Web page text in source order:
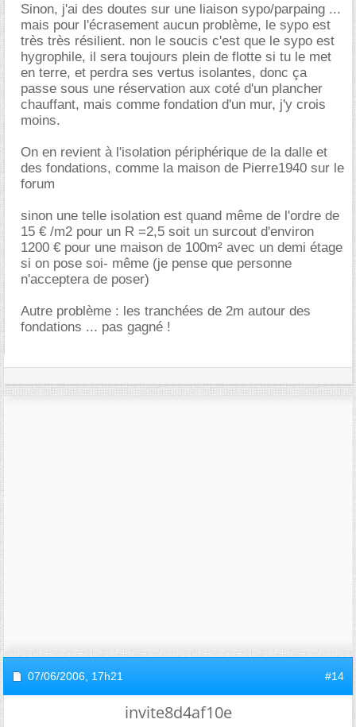
Sinon, j'ai des doutes sur une liaison sypo/parpaing ...
mais pour l'écrasement aucun problème, le sypo est
très très résilient. non le soucis c'est que le sypo est
hygrophile, il sera toujours plein de flotte si tu le met
en terre, et perdra ses vertus isolantes, donc ça
passe sous une réservation aux coté d'un plancher
chauffant, mais comme fondation d'un mur, j'y crois
moins.
On en revient à l'isolation périphérique de la dalle et
des fondations, comme la maison de Pierre1940 sur le
forum
sinon une telle isolation est quand même de l'ordre de
15 € /m2 pour un R =2,5 soit un surcout d'environ
1200 € pour une maison de 100m² avec un demi étage
si on pose soi- même (je pense que personne
n'acceptera de poser)
Autre problème : les tranchées de 2m autour des
fondations ... pas gagné !
07/06/2006, 17h21 #14
invite8d4af10e